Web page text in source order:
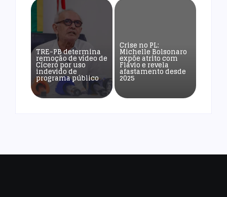
TRE-PB determina
remoção de vídeo de
Cícero por uso
indevido de
programa público
Crise no PL:
Michelle Bolsonaro
expõe atrito com
Flávio e revela
afastamento desde
2025